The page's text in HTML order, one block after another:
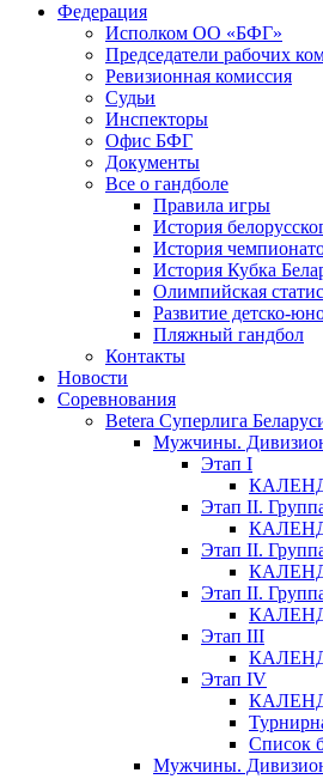
Федерация
Исполком ОО «БФГ»
Председатели рабочих
Ревизионная комиссия
Судьи
Инспекторы
Офис БФГ
Документы
Все о гандболе
Правила игры
История
История
История Кубка
Олимпийская
Развитие детско-
Пляжный гандбол
Контакты
Новости
Соревнования
Betera Суперлига
Мужчины.
Этап I
Этап II.
Этап II.
Этап II.
Этап III
Этап IV
Список
Мужчины.